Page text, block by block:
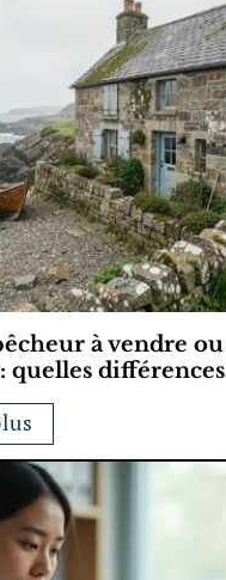
à vendre ou
quelles différences